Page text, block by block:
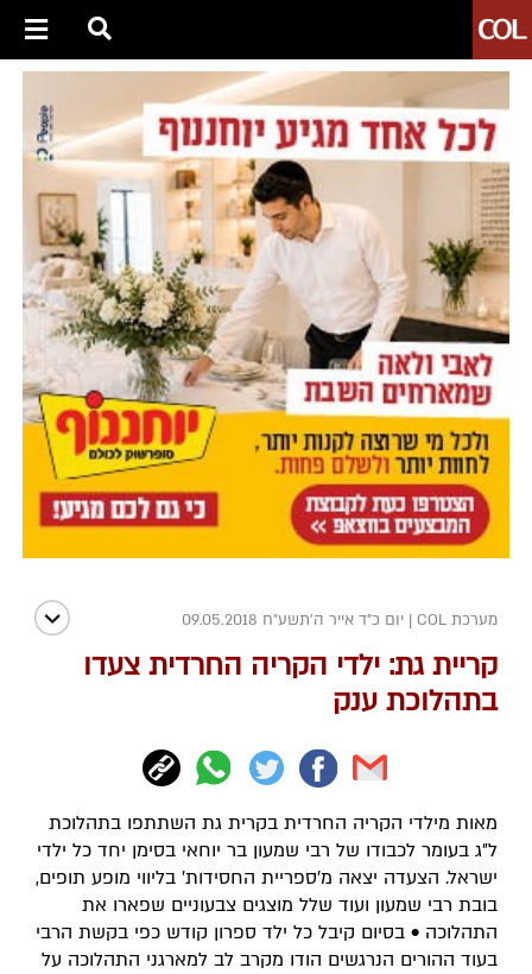
מערכת COL | יום כ"ד אייר ה׳תשע״ח 09.05.2018
קריית גת: ילדי הקריה החרדית צעדו
בתהלוכת ענק
מאות מילדי הקריה החרדית בקרית גת השתתפו בתהלוכת
ל״ג בעומר לכבודו של רבי שמעון בר יוחאי בסימן יחד כל ילדי
ישראל. הצעדה יצאה מ'ספריית החסידות' בליווי מופע תופים,
בובת רבי שמעון ועוד שלל מוצגים צבעוניים שפארו את
התהלוכה • בסיום קיבל כל ילד ספרון קודש כפי בקשת הרבי
בעוד ההורים הנרגשים הודו מקרב לב למארגני התהלוכה על